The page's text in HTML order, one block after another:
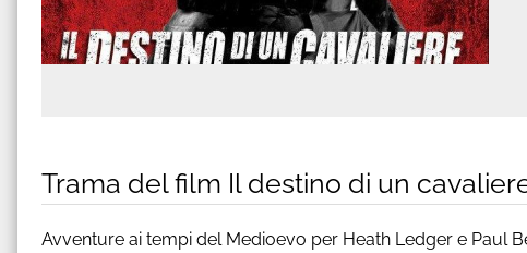
Trama del film Il destino di un
Avventure ai tempi del Medioevo per Heath Ledger e Paul